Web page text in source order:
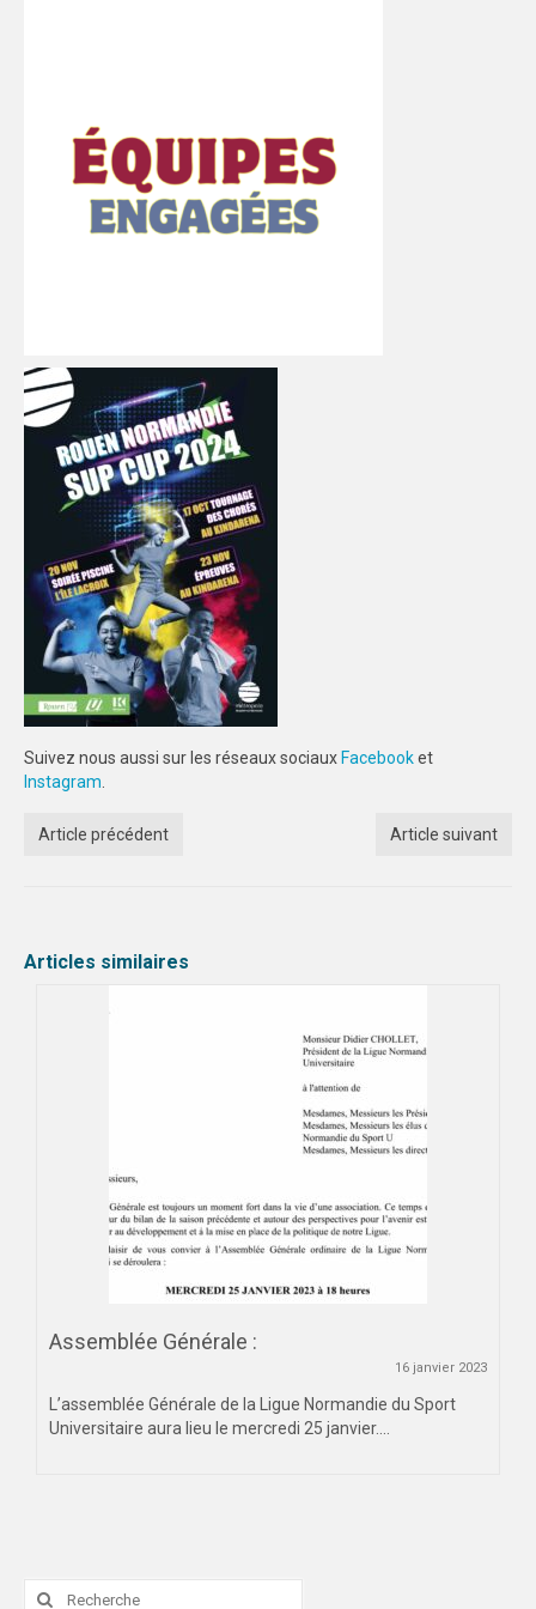
SPORTS IND
FORMATION
COMMUNICATION
PALMARÈS
PARTENAIRES
Suivez nous aussi sur les réseaux sociaux Facebooket
Instagram
Article précédent Article suivant
Articles similaires
Assemblée Générale :
16 janvier 2023
L’assemblée Générale de la Ligue Normandie du Sport
Universitaire aura lieu le mercredi 25 janvier....
Rechercher